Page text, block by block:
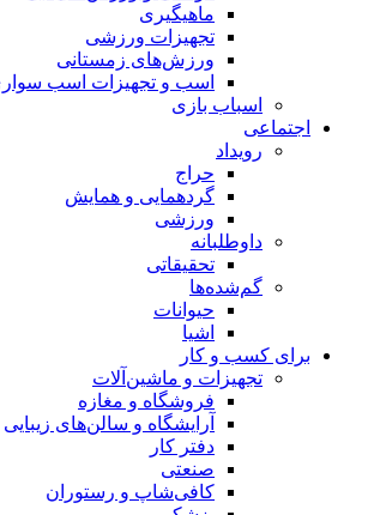
ماهیگیری
تجهیزات ورزشی
ورزش‌های زمستانی
اسب و تجهیزات اسب
اسباب‌ بازی
اجتماعی
رویداد
حراج
گردهمایی و همایش
ورزشی
داوطلبانه
تحقیقاتی
گم‌شده‌ها
حیوانات
اشیا
برای کسب و کار
تجهیزات و ماشین‌آلات
فروشگاه و مغازه
آرایشگاه و سالن‌های زیبایی
دفتر کار
صنعتی
کافی‌شاپ و رستوران